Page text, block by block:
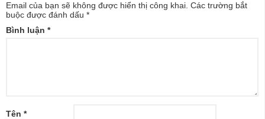
Email của bạn sẽ không được hiển thị công khai. Các trường bắt
buộc được đánh dấu *
Bình luận *
Tên *